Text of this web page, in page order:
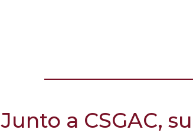
Junto a CSGAC,